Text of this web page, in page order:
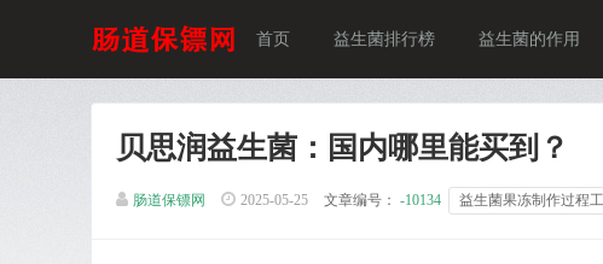
首页 益生菌排行榜 益生菌的作用
贝思润益生菌：国内哪里能买到？
肠道保镖网 2025-05-25 文章编号： -10134 益生菌果冻制作过程